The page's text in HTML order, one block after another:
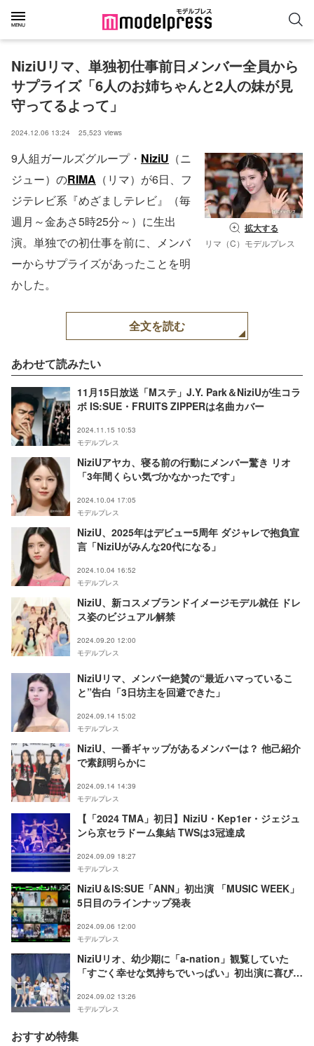
NiziUリマ、単独初仕事前日メンバー全員から
サプライズ「6人のお姉ちゃんと2人の妹が見
守ってるよって」
2024.12.06 13:24 25,523 views
拡大する
リマ（C）モデルプレス
9人組ガールズグループ・ NiziU （ニ
ジュー）のRIMA （リマ）が6日、フ
ジテレビ系『めざましテレビ』（毎
週月～金あさ5時25分～）に生出
演。単独での初仕事を前に、メンバ
ーからサプライズがあったことを明
かした。
全文を読む
あわせて読みたい
11月15日放送「Mステ」J.Y. Park＆NiziUが生コラ
ボ IS:SUE・FRUITS ZIPPERは名曲カバー
2024.11.15 10:53
モデルプレス
NiziUアヤカ、寝る前の行動にメンバー驚き リオ
「3年間くらい気づかなかったです」
2024.10.04 17:05
モデルプレス
NiziU、2025年はデビュー5周年 ダジャレで抱負宣
言「NiziUがみんな20代になる」
2024.10.04 16:52
モデルプレス
NiziU、新コスメブランドイメージモデル就任 ドレ
ス姿のビジュアル解禁
2024.09.20 12:00
モデルプレス
NiziUリマ、メンバー絶賛の“最近ハマっているこ
と”告白「3日坊主を回避できた」
2024.09.14 15:02
モデルプレス
NiziU、一番ギャップがあるメンバーは？ 他己紹介
で素顔明らかに
2024.09.14 14:39
モデルプレス
【「2024 TMA」初日】NiziU・Kep1er・ジェジュ
ンら京セラドーム集結 TWSは3冠達成
2024.09.09 18:27
モデルプレス
NiziU＆IS:SUE「ANN」初出演 「MUSIC WEEK」
5日目のラインナップ発表
2024.09.06 12:00
モデルプレス
NiziUリオ、幼少期に「a-nation」観覧していた
「すごく幸せな気持ちでいっぱい」初出演に喜び
2024.09.02 13:26
モデルプレス
おすすめ特集